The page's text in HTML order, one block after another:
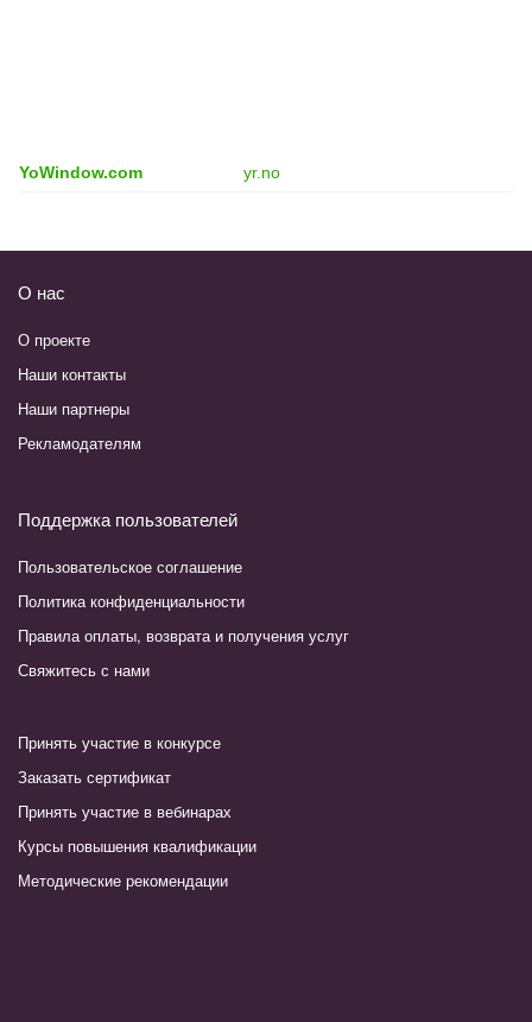
YoWindow.com yr.no
О нас
О проекте
Наши контакты
Наши партнеры
Рекламодателям
Поддержка пользователей
Пользовательское соглашение
Политика конфиденциальности
Правила оплаты, возврата и получения услуг
Свяжитесь с нами
Принять участие в конкурсе
Заказать сертификат
Принять участие в вебинарах
Курсы повышения квалификации
Методические рекомендации